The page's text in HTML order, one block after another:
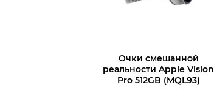
Очки смешанной
реальности Apple Vision
Pro 512GB (MQL93)